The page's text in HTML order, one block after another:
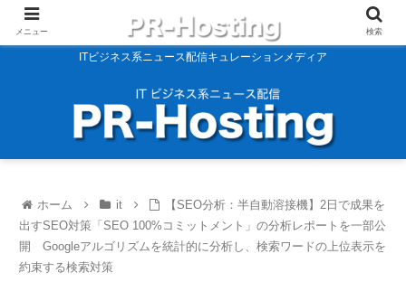
ITビジネス系ニュース配信キュレーションメディア
ホーム it
【SEO分析：半自動溶接機】2日で成果を
出すSEO対策「SEO 100%コミットメント」の分析レポートを一部公
開 Googleアルゴリズムを統計的に分析し、検索ワードの上位表示を
約束する検索対策
メニュー 検索